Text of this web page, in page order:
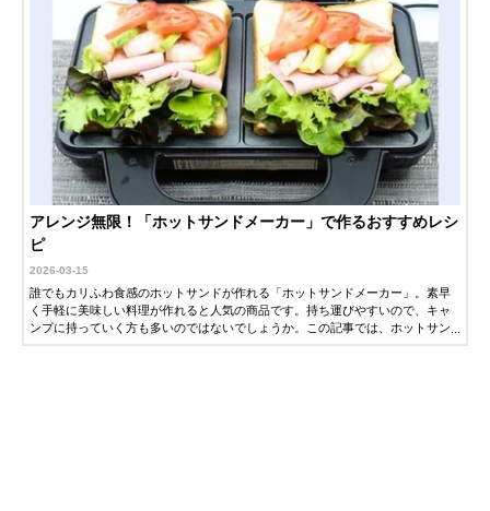
アレンジ無限！「ホットサンドメーカー」で作るおすすめレシ
ピ
2026-03-15
誰でもカリふわ食感のホットサンドが作れる「ホットサンドメーカー」。素早
く手軽に美味しい料理が作れると人気の商品です。持ち運びやすいので、キャ
ンプに持っていく方も多いのではないでしょうか。この記事では、ホットサン